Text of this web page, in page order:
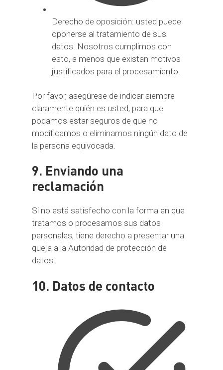
Derecho de oposición: usted puede
oponerse al tratamiento de sus
datos. Nosotros cumplimos con
esto, a menos que existan motivos
justificados para el procesamiento.
Por favor, asegúrese de indicar siempre
claramente quién es usted, para que
podamos estar seguros de que no
modificamos o eliminamos ningún dato de
la persona equivocada.
9. Enviando una
reclamación
Si no está satisfecho con la forma en que
tratamos o procesamos sus datos
personales, tiene derecho a presentar una
queja a la Autoridad de protección de
datos.
10. Datos de contacto